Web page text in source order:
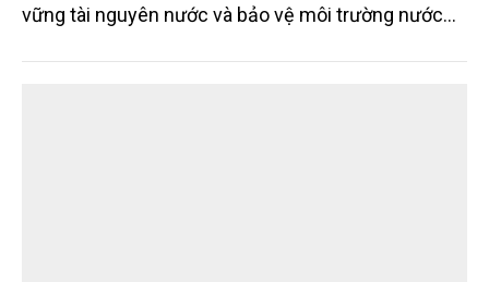
vững tài nguyên nước và bảo vệ môi trường nước
trường phối hợp với Sở Nông nghiệp và Môi trường